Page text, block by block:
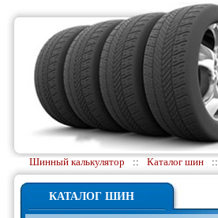
Шинный калькулятор :: Каталог шин ::
КАТАЛОГ ШИН